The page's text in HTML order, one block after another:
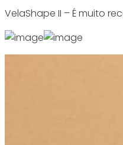
VelaShape II – É muito